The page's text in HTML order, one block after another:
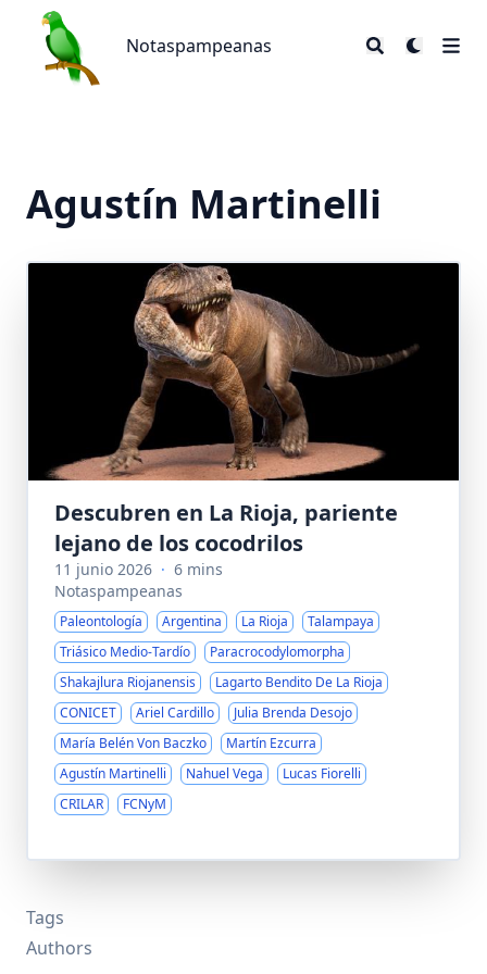
Notaspampeanas
Notaspampeanas
Agustín Martinelli
Descubren en La Rioja, pariente
lejano de los cocodrilos
11 junio 2026 · 6 mins
Notaspampeanas
Paleontología Argentina La Rioja
Talampaya
Triásico Medio-Tardío
Paracrocodylomorpha
Shakajlura Riojanensis
Lagarto Bendito De La Rioja
CONICET
Ariel Cardillo
Julia Brenda Desojo
María Belén Von Baczko
Martín Ezcurra
Agustín Martinelli
Nahuel Vega
Lucas Fiorelli
CRILAR
FCNyM
Tags
Authors